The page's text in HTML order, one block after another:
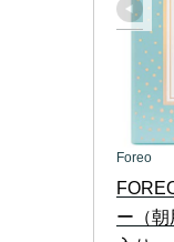
Foreo
ー（